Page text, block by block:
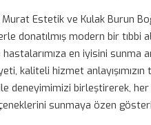
hastalarımızın
en öncelikli
yaklaşımı, hastalarımızın
güvende ve
Murat Estetik ve Kulak